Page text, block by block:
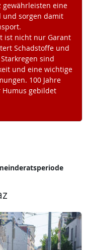
gewährleisten eine
und sorgen damit
ist nicht nur Garant
Schadstoffe und
sind
und eine wichtige
100 Jahre
gebildet